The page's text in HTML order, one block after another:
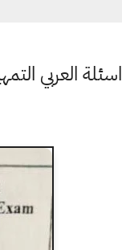
اسئلة العربي